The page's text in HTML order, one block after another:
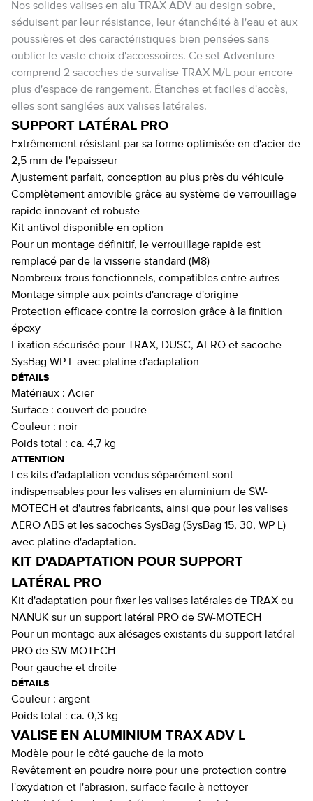
Nos solides valises en alu TRAX ADV au design sobre,
séduisent par leur résistance, leur étanchéité à l'eau et aux
poussières et des caractéristiques bien pensées sans
oublier le vaste choix d'accessoires. Ce set Adventure
comprend 2 sacoches de survalise TRAX M/L pour encore
plus d'espace de rangement. Étanches et faciles d'accès,
elles sont sanglées aux valises latérales.
SUPPORT LATÉRAL PRO
Extrêmement résistant par sa forme optimisée en d'acier de
2,5 mm de l'epaisseur
Ajustement parfait, conception au plus près du véhicule
Complètement amovible grâce au système de verrouillage
rapide innovant et robuste
Kit antivol disponible en option
Pour un montage définitif, le verrouillage rapide est
remplacé par de la visserie standard (M8)
Nombreux trous fonctionnels, compatibles entre autres
Montage simple aux points d'ancrage d'origine
Protection efficace contre la corrosion grâce à la finition
époxy
Fixation sécurisée pour TRAX, DUSC, AERO et sacoche
SysBag WP L avec platine d'adaptation
DÉTAILS
Matériaux : Acier
Surface : couvert de poudre
Couleur : noir
Poids total : ca. 4,7 kg
ATTENTION
Les kits d'adaptation vendus séparément sont
indispensables pour les valises en aluminium de SW-
MOTECH et d'autres fabricants, ainsi que pour les valises
AERO ABS et les sacoches SysBag (SysBag 15, 30, WP L)
avec platine d'adaptation.
KIT D'ADAPTATION POUR SUPPORT
LATÉRAL PRO
Kit d'adaptation pour fixer les valises latérales de TRAX ou
NANUK sur un support latéral PRO de SW-MOTECH
Pour un montage aux alésages existants du support latéral
PRO de SW-MOTECH
Pour gauche et droite
DÉTAILS
Couleur : argent
Poids total : ca. 0,3 kg
VALISE EN ALUMINIUM TRAX ADV L
Modèle pour le côté gauche de la moto
Revêtement en poudre noire pour une protection contre
l'oxydation et l'abrasion, surface facile à nettoyer